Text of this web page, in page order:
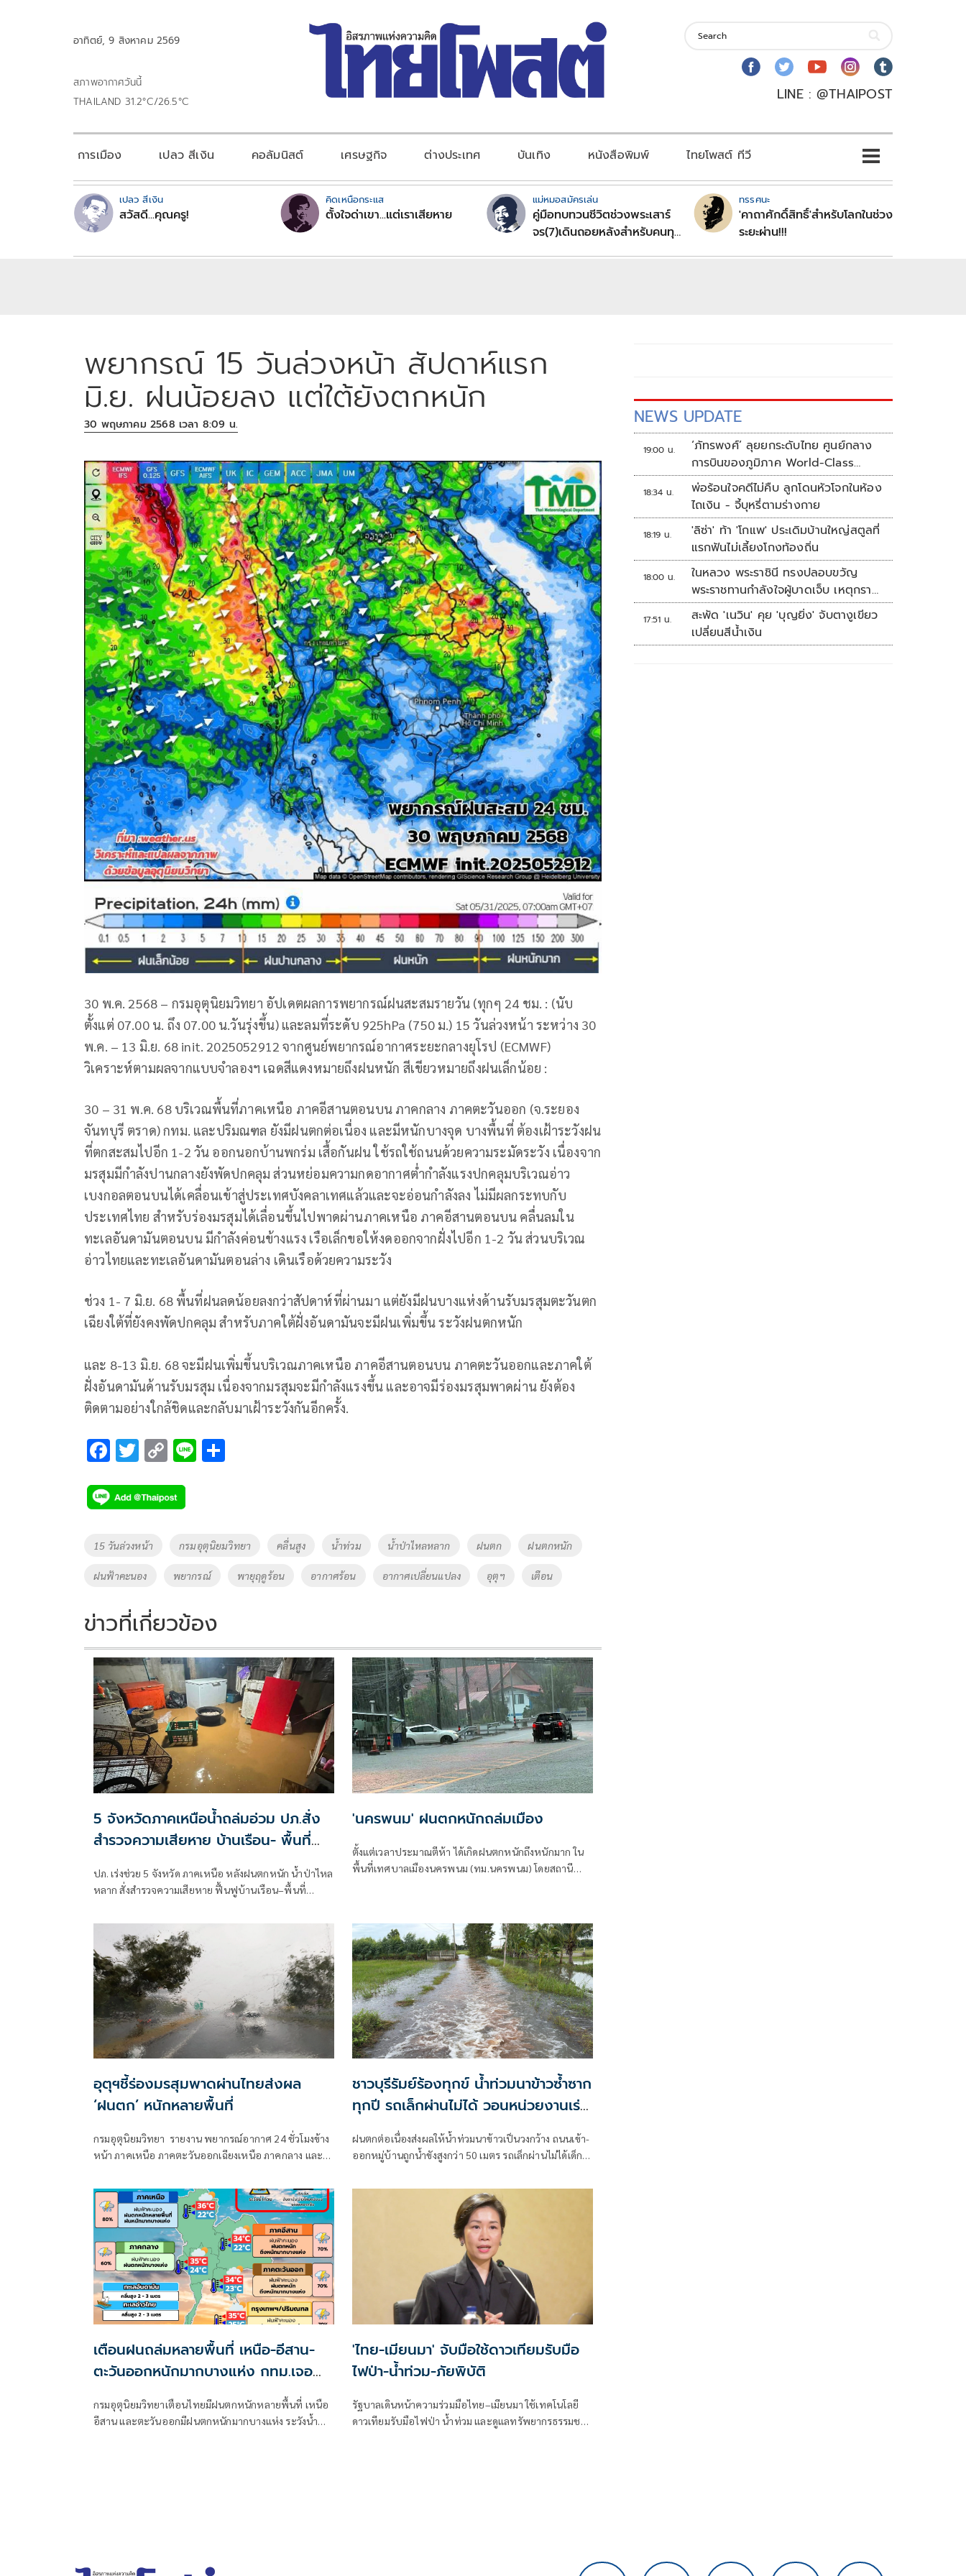
อาทิตย์, 9 สิงหาคม 2569
สภาพอากาศวันนี้
THAILAND 31.2°C/26.5°C
LINE : @THAIPOST
การเมือง เปลว สีเงิน คอลัมนิสต์ เศรษฐกิจ ต่างประเทศ บันเทิง หนังสือพิมพ์ ไทยโพสต์ ทีวี
เปลว สีเงิน
สวัสดี...คุณครู!
คิดเหนือกระแส
ตั้งใจด่าเขา...แต่เราเสียหาย
แม่หมอสมัครเล่น
คู่มือทบทวนชีวิตช่วงพระเสาร์
จร(7)เดินถอยหลังสำหรับคนทุก
ทรรศนะ
'คาถาศักดิ์สิทธิ์'สำหรับโลกในช่วง
ระยะผ่าน!!!
พยากรณ์ 15 วันล่วงหน้า สัปดาห์แรก
มิ.ย. ฝนน้อยลง แต่ใต้ยังตกหนัก
30 พฤษภาคม 2568 เวลา 8:09 น.
30 พ.ค. 2568 – กรมอุตุนิยมวิทยา อัปเดตผลการพยากรณ์ฝนสะสมรายวัน (ทุกๆ 24 ชม. : (นับ
ตั้งแต่ 07.00 น. ถึง 07.00 น.วันรุ่งขึ้น) และลมที่ระดับ 925hPa (750 ม.) 15 วันล่วงหน้า ระหว่าง 30
พ.ค. – 13 มิ.ย. 68 init. 2025052912 จากศูนย์พยากรณ์อากาศระยะกลางยุโรป (ECMWF)
วิเคราะห์ตามผลจากแบบจำลองฯ เฉดสีแดงหมายถึงฝนหนัก สีเขียวหมายถึงฝนเล็กน้อย :
30 – 31 พ.ค. 68 บริเวณพื้นที่ภาคเหนือ ภาคอีสานตอนบน ภาคกลาง ภาคตะวันออก (จ.ระยอง
จันทบุรี ตราด) กทม. และปริมณฑล ยังมีฝนตกต่อเนื่อง และมีหนักบางจุด บางพื้นที่ ต้องเฝ้าระวังฝน
ที่ตกสะสมไปอีก 1-2 วัน ออกนอกบ้านพกร่ม เสื้อกันฝน ใช้รถใช้ถนนด้วยความระมัดระวัง เนื่องจาก
มรสุมมีกำลังปานกลางยังพัดปกคลุม ส่วนหย่อมความกดอากาศต่ำกำลังแรงปกคลุมบริเวณอ่าว
เบงกอลตอนบนได้เคลื่อนเข้าสู่ประเทศบังคลาเทศแล้วและจะอ่อนกำลังลง ไม่มีผลกระทบกับ
ประเทศไทย สำหรับร่องมรสุมได้เลื่อนขึ้นไปพาดผ่านภาคเหนือ ภาคอีสานตอนบน คลื่นลมใน
ทะเลอันดามันตอนบน มีกำลังค่อนข้างแรง เรือเล็กขอให้งดออกจากฝั่งไปอีก 1-2 วัน ส่วนบริเวณ
อ่าวไทยและทะเลอันดามันตอนล่าง เดินเรือด้วยความระวัง
ช่วง 1- 7 มิ.ย. 68 พื้นที่ฝนลดน้อยลงกว่าสัปดาห์ที่ผ่านมา แต่ยังมีฝนบางแห่งด้านรับมรสุมตะวันตก
เฉียงใต้ที่ยังคงพัดปกคลุม สำหรับภาคใต้ฝั่งอันดามันจะมีฝนเพิ่มขึ้น ระวังฝนตกหนัก
และ 8-13 มิ.ย. 68 จะมีฝนเพิ่มขึ้นบริเวณภาคเหนือ ภาคอีสานตอนบน ภาคตะวันออกและภาคใต้
ฝั่งอันดามันด้านรับมรสุม เนื่องจากมรสุมจะมีกำลังแรงขึ้น และอาจมีร่องมรสุมพาดผ่าน ยังต้อง
ติดตามอย่างใกล้ชิดและกลับมาเฝ้าระวังกันอีกครั้ง.
F
e
b
o
o
k
T
tt
er
C
p
y
Li
k
Li
Tags
15 วันล่วงหน้า กรมอุตุนิยมวิทยา คลื่นสูง น้ำท่วม น้ำป่าไหลหลาก ฝนตก ฝนตกหนัก
ฝนฟ้าคะนอง พยากรณ์ พายุฤดูร้อน อากาศร้อน อากาศเปลี่ยนแปลง อุตุฯ เตือน
ข่าวที่เกี่ยวข้อง
5 จังหวัดภาคเหนือน้ำถล่มอ่วม ปภ.สั่ง
สำรวจความเสียหาย บ้านเรือน- พื้นที่
ปภ. เร่งช่วย 5 จังหวัด ภาคเหนือ หลังฝนตกหนัก น้ำป่าไหล
หลาก สั่งสำรวจความเสียหาย ฟื้นฟูบ้านเรือน–พื้นที่
'นครพนม' ฝนตกหนักถล่มเมือง
ตั้งแต่เวลาประมาณตีห้า ได้เกิดฝนตกหนักถึงหนักมาก ใน
พื้นที่เทศบาลเมืองนครพนม (ทม.นครพนม) โดยสถานี
อุตุฯชี้ร่องมรสุมพาดผ่านไทยส่งผล
‘ฝนตก’ หนักหลายพื้นที่
กรมอุตุนิยมวิทยา รายงาน พยากรณ์อากาศ 24 ชั่วโมงข้าง
หน้า ภาคเหนือ ภาคตะวันออกเฉียงเหนือ ภาคกลาง และ
ชาวบุรีรัมย์ร้องทุกข์ น้ำท่วมนาข้าวซ้ำซาก
ทุกปี รถเล็กผ่านไม่ได้ วอนหน่วยงานเร่ง
ฝนตกต่อเนื่องส่งผลให้น้ำท่วมนาข้าวเป็นวงกว้าง ถนนเข้า-
ออกหมู่บ้านถูกน้ำขังสูงกว่า 50 เมตร รถเล็กผ่านไม่ได้เด็ก
มาหลายปีวอนหน่วยงานที่เกี่ยวข้องแก้ไข ขณะ อบต.เคย
เสนอของบมาวางบล็อกคอนเวิร์สแก้ปัญหาระยะยาว แต่
ถูกโยกไปที่อื่น เตรียมหางบทำถนนให้สูงขึ้นบรรเทาความ
เตือนฝนถล่มหลายพื้นที่ เหนือ-อีสาน-
ตะวันออกหนักมากบางแห่ง กทม.เจอ
กรมอุตุนิยมวิทยาเตือนไทยมีฝนตกหนักหลายพื้นที่ เหนือ
อีสาน และตะวันออกมีฝนตกหนักมากบางแห่ง ระวังน้ำ
'ไทย-เมียนมา' จับมือใช้ดาวเทียมรับมือ
ไฟป่า-น้ำท่วม-ภัยพิบัติ
รัฐบาลเดินหน้าความร่วมมือไทย–เมียนมา ใช้เทคโนโลยี
ดาวเทียมรับมือไฟป่า น้ำท่วม และดูแลทรัพยากรธรรมชาติ
NEWS UPDATE
19:00 น.
‘ภัทรพงศ์’ ลุยยกระดับไทย ศูนย์กลาง
การบินของภูมิภาค World-Class
Aviation Hub | ห้องข่าวไทยโพสต์สุด
สัปดาห์
18:34 น.
พ่อร้อนใจคดีไม่คืบ ลูกโดนหัวโจกในห้อง
ไถเงิน - จี้บุหรี่ตามร่างกาย
18:19 น.
'ลิซ่า' ท้า 'โกแพ' ประเดิมบ้านใหญ่สตูลที่
แรกฟันไม่เลี้ยงโกงท้องถิ่น
18:00 น.
ในหลวง พระราชินี ทรงปลอบขวัญ
พระราชทานกำลังใจผู้บาดเจ็บ เหตุกราด
ยิง รร.เทพศิรินทร์นนทบุรี
17:51 น.
สะพัด 'เนวิน' คุย 'บุญยิ่ง' จับตางูเขียว
เปลี่ยนสีน้ำเงิน